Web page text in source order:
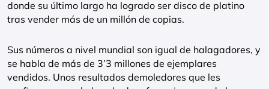
donde su último largo ha logrado ser disco de platino
tras vender más de un millón de copias.
Sus números a nivel mundial son igual de halagadores, y
se habla de más de 3’3 millones de ejemplares
vendidos. Unos resultados demoledores que les